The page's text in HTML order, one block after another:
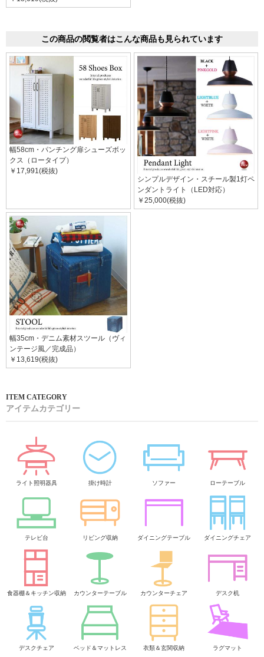
この商品の閲覧者はこんな商品も見られています
幅58cm・パンチング扉シューズボッ
クス（ロータイプ）
￥17,991(税抜)
シンプルデザイン・スチール製1灯ペ
ンダントライト（LED対応）
￥25,000(税抜)
幅35cm・デニム素材スツール（ヴィ
ンテージ風／完成品）
￥13,619(税抜)
アイテムカテゴリー
ライト照明器具 掛け時計 ソファー ローテーブル
テレビ台 リビング収納 ダイニングテーブル ダイニングチェア
食器棚＆キッチン収納 カウンターテーブル カウンターチェア デスク机
デスクチェア ベッド＆マットレス 衣類＆玄関収納 ラグマット